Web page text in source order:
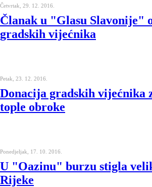
Četvrtak, 29. 12. 2016.
Članak u "Glasu Slavonije"
gradskih vijećnika
Petak, 23. 12. 2016.
Donacija gradskih vijećnika
tople obroke
Ponedjeljak, 17. 10. 2016.
U "Oazinu" burzu stigla
Rijeke